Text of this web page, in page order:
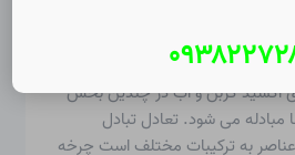
اکسید کربن و آب در چندین بخش
مبادله می شود. تعادل تبادل
به ترکیبات مختلف است چرخه